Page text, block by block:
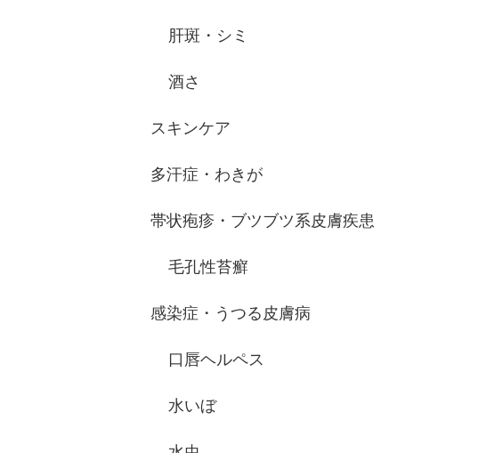
肝斑・シミ
酒さ
スキンケア
多汗症・わきが
帯状疱疹・ブツブツ系皮膚疾患
毛孔性苔癬
感染症・うつる皮膚病
口唇ヘルペス
水いぼ